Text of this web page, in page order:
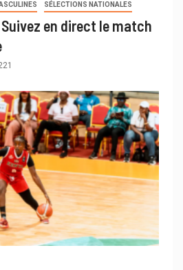
SÉLECTIONS NATIONALES
en direct le match